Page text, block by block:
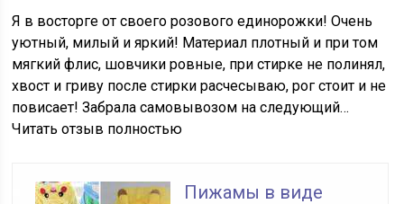
Я в восторге от своего розового единорожки! Очень
уютный, милый и яркий! Материал плотный и при том
мягкий флис, шовчики ровные, при стирке не полинял,
хвост и гриву после стирки расчесываю, рог стоит и не
повисает! Забрала самовывозом на следующий…
Читать отзыв полностью
Пижамы в виде